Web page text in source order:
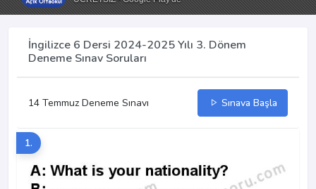
İngilizce 6 Dersi 2024-2025 Yılı 3. Dönem
Deneme Sınav Soruları
14 Temmuz Deneme Sınavı Sınava Başla
1.